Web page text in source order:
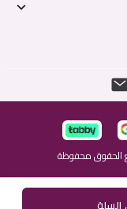
الحقوق محفوظة